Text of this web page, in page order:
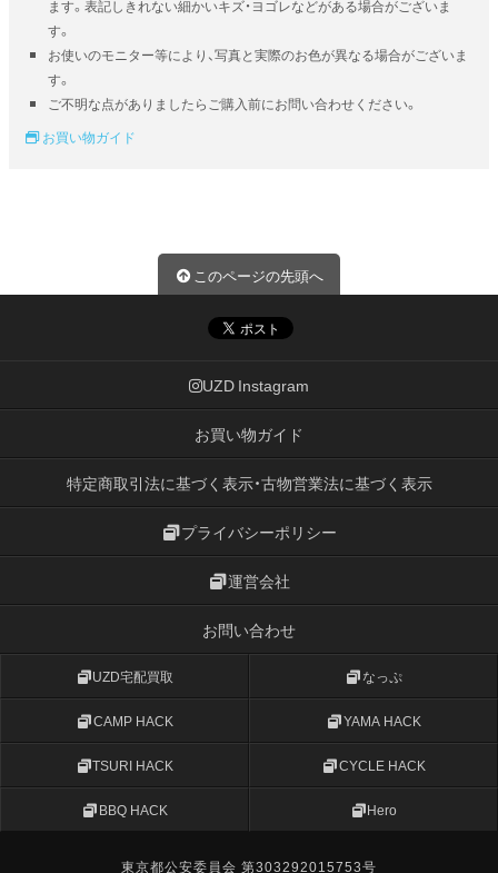
ます。表記しきれない細かいキズ・ヨゴレなどがある場合がございま
す。
お使いのモニター等により、写真と実際のお色が異なる場合がございま
す。
ご不明な点がありましたらご購入前にお問い合わせください。
お買い物ガイド
このページの先頭へ
UZD Instagram
お買い物ガイド
特定商取引法に基づく表示・古物営業法に基づく表示
プライバシーポリシー
運営会社
お問い合わせ
UZD宅配買取 なっぷ
CAMP HACK YAMA HACK
TSURI HACK CYCLE HACK
BBQ HACK Hero
東京都公安委員会 第303292015753号